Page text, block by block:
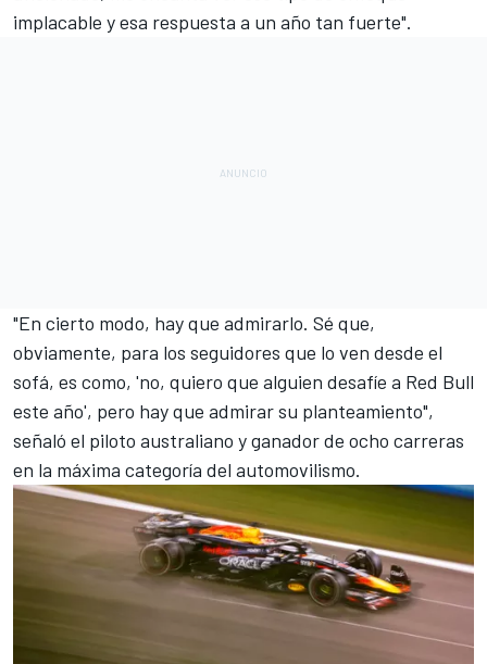
implacable y esa respuesta a un año tan fuerte".
"En cierto modo, hay que admirarlo. Sé que,
obviamente, para los seguidores que lo ven desde el
sofá, es como, 'no, quiero que alguien desafíe a Red Bull
este año', pero hay que admirar su planteamiento",
señaló el piloto australiano y ganador de ocho carreras
en la máxima categoría del automovilismo.